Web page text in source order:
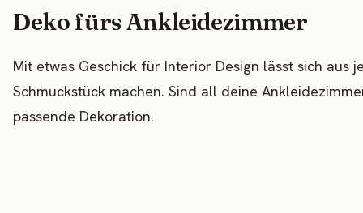
Deko fürs Ankleidezimmer
Mit etwas Geschick für Interior Design lässt sich aus
Schmuckstück machen. Sind all deine
passende Dekoration.